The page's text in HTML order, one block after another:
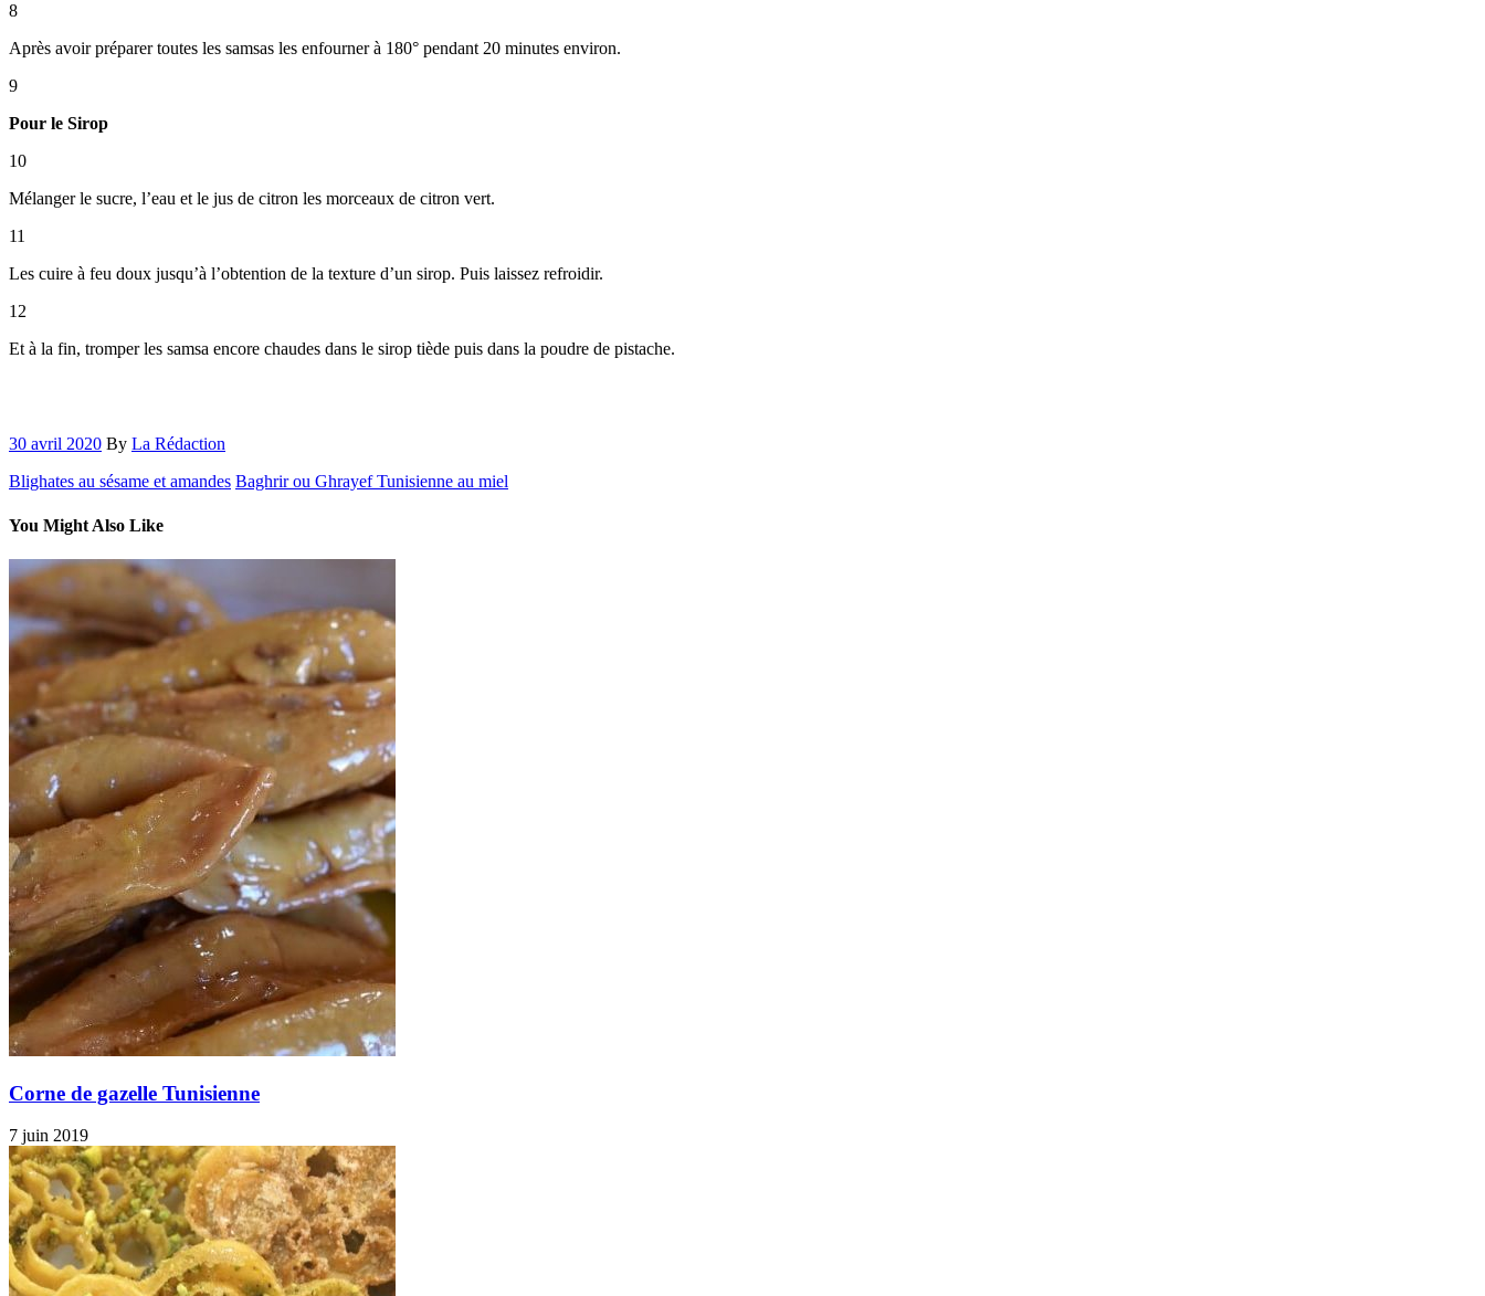
8
Après avoir préparer toutes les samsas les enfourner à 180° pendant 20 minutes environ.
9
Pour le Sirop
10
Mélanger le sucre, l’eau et le jus de citron les morceaux de citron vert.
11
Les cuire à feu doux jusqu’à l’obtention de la texture d’un sirop. Puis laissez refroidir.
12
Et à la fin, tromper les samsa encore chaudes dans le sirop tiède puis dans la poudre de pistache.
30 avril 2020 By La Rédaction
Blighates au sésame et amandes Baghrir ou Ghrayef Tunisienne au miel
You Might Also Like
Corne de gazelle Tunisienne
7 juin 2019